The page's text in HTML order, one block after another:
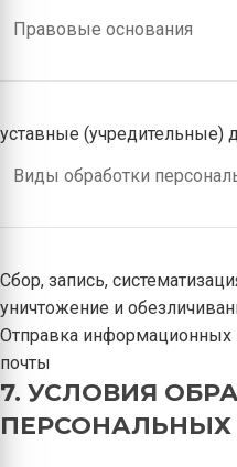
Правовые основания
уставные (учредительные)
Виды обработки
Сбор, запись,
уничтожение и
Отправка информационных
почты
7. УСЛОВИЯ